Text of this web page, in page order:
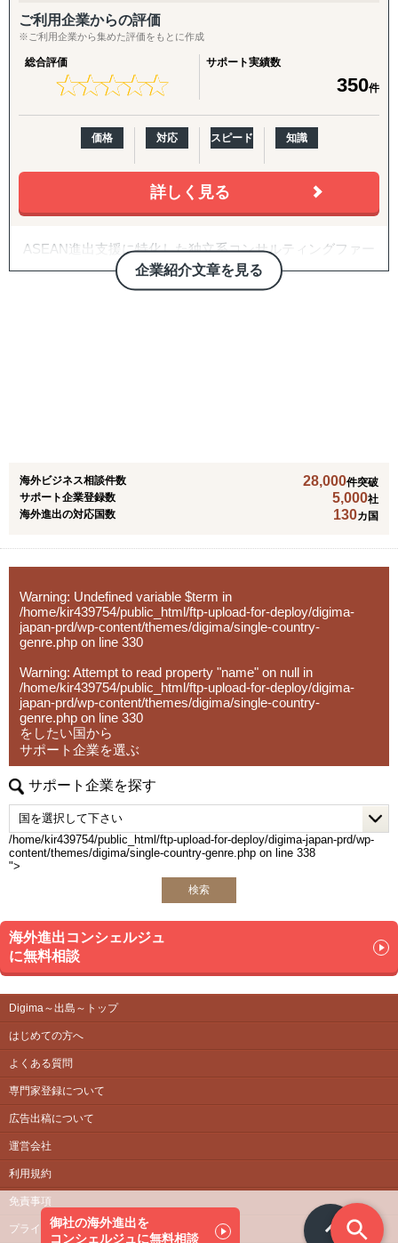
までをカバーする海外M&A一気通貫支援
⑥ 既存サプライチェーン体制の分析/評価/最適化、およ
プラットフォーム運営に加え、海外ビジネスを自走するた
めの「教育プログラム」や、貴社の海外事業部の一員とし
は現地アーティストと連携したユニークなマーケティング
施策なども行っております。
ご利用企業からの評価
※ご利用企業から集めた評価をもとに作成
総合評価
★★★★★
★★★★★
サポート実績数
350件
価格 対応 スピード 知識
詳しく見る
企業紹介文章を見る
ASEAN進出支援に特化した独立系コンサルティングファー
ム（法人設立、会計・税務、企業買収、AI開発等）
豊富な経験と現地での最先端の知識・情報・コネクション
を元に、東南アジア圏に特化した経営コンサルティングサ
ービスを提供し、旬なクライアント企業の経営課題に全力
■海外市場調査業務
海外市場調査・進出戦略策定支援
販売代理店＆パートナー発掘 (B2B)
ア）
■経営コンサルティング（進出済企業様向け）
各種取引に伴う国際税務アドバイス・意見書
契約書Review（及び必要であればパートナー交渉業務）
現地人事・労務コンサルティング
■M&Aアドバイザリー
ASEAN M&A”独占”「売」案件の情報提供
現地法人設立
現地法人運営支援業務（記帳代行、税務、監査、給与計
算、銀行支払支援）
海外ビジネス相談件数 28,000件突破
サポート企業登録数
5,000社
海外進出の対応国数
130カ国
Warning: Undefined variable $term in
/home/kir439754/public_html/ftp-upload-for-deploy/digima-
japan-prd/wp-content/themes/digima/single-country-
genre.php on line 330
Warning: Attempt to read property "name" on null in
/home/kir439754/public_html/ftp-upload-for-deploy/digima-
japan-prd/wp-content/themes/digima/single-country-
genre.php on line 330
をしたい国から
サポート企業を選ぶ
サポート企業を探す
/home/kir439754/public_html/ftp-upload-for-deploy/digima-japan-prd/wp-
content/themes/digima/single-country-genre.php on line 338
">
検索
海外進出コンシェルジュ
に無料相談
御社の海外進出を
コンシェルジュに無料相談
Digima～出島～トップ
はじめての方へ
よくある質問
専門家登録について
広告出稿について
運営会社
利用規約
免責事項
プライバシーポリシー